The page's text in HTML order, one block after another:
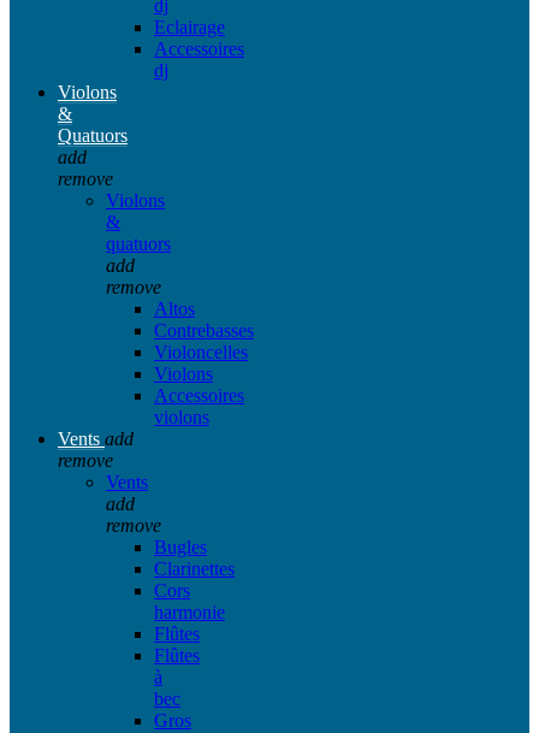
dj
Eclairage
Accessoires
dj
Violons
&
Quatuors
add
remove
Violons
&
quatuors
add
remove
Altos
Contrebasses
Violoncelles
Violons
Accessoires
violons
Vents add
remove
Vents
add
remove
Bugles
Clarinettes
Cors
harmonie
Flûtes
Flûtes
à
bec
Gros